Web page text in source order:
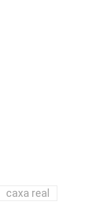
caxa real